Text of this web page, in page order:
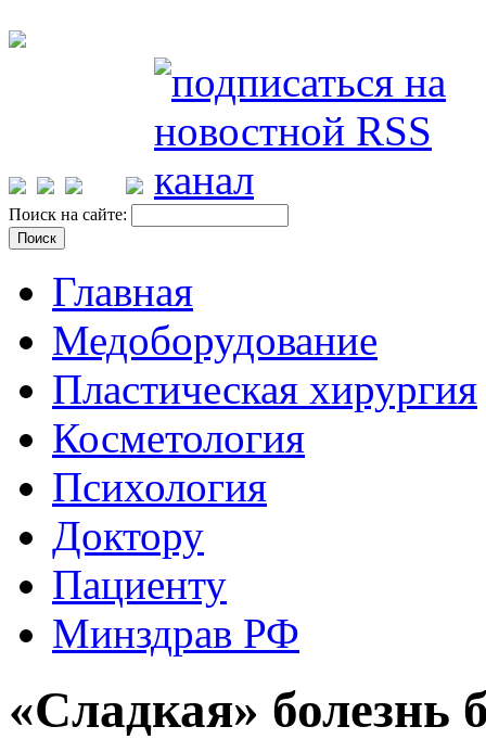
Поиск на сайте:
Главная
Медоборудование
Пластическая хирургия
Косметология
Психология
Доктору
Пациенту
Минздрав РФ
«Сладкая» болезнь